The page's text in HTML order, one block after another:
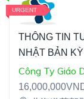
URGENT
THÔNG TIN
NHẬT BẢN
Công Ty Giáo
16,000,000